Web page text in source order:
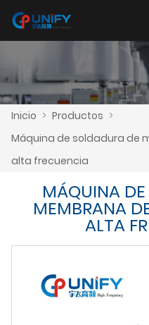
Inicio > Productos >
Máquina de soldadura de
alta frecuencia
MÁQUINA
MEMBRANA
ALTA